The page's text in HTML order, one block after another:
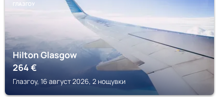
ГЛАЗГОУ
Hilton Glasgow
264€
Глазгоу, 16 август 2026, 2 нощувки